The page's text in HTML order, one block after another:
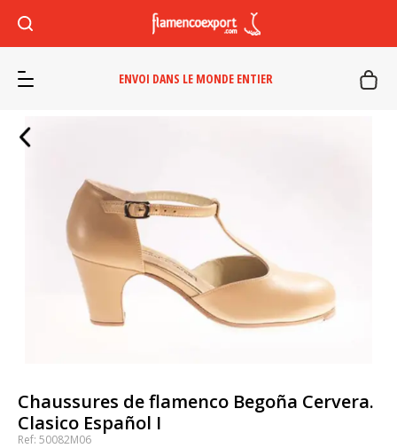
ENVOI DANS LE MONDE ENTIER
Chaussures de flamenco Begoña Cervera.
Clasico Español I
Ref: 50082M06